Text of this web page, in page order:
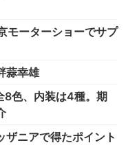
モーターショーでサプ
蒜幸雄
色、内装は4種。期
ザニアで得たポイント